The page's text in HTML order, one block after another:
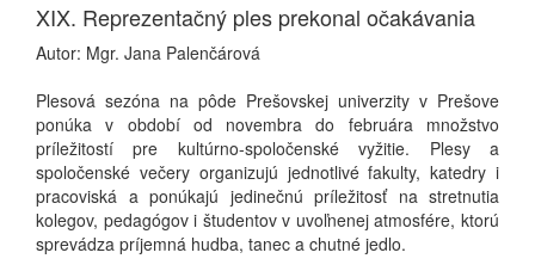
XIX. Reprezentačný ples prekonal očakávania
Autor: Mgr. Jana Palenčárová
Plesová sezóna na pôde Prešovskej univerzity v Prešove
ponúka v období od novembra do februára množstvo
príležitostí pre kultúrno-spoločenské vyžitie. Plesy a
spoločenské večery organizujú jednotlivé fakulty, katedry i
pracoviská a ponúkajú jedinečnú príležitosť na stretnutia
kolegov, pedagógov i študentov v uvoľnenej atmosfére, ktorú
sprevádza príjemná hudba, tanec a chutné jedlo.